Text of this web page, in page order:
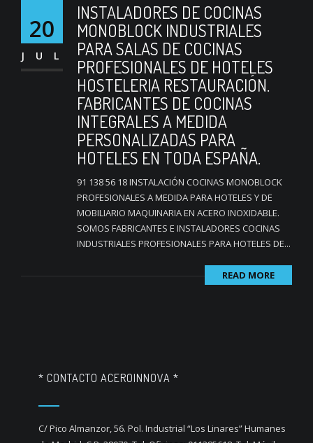
20
JUL
INSTALADORES DE COCINAS
MONOBLOCK INDUSTRIALES
PARA SALAS DE COCINAS
PROFESIONALES DE HOTELES
HOSTELERIA RESTAURACIÓN.
FABRICANTES DE COCINAS
INTEGRALES A MEDIDA
PERSONALIZADAS PARA
HOTELES EN TODA ESPAÑA.
91 138 56 18 INSTALACIÓN COCINAS MONOBLOCK
PROFESIONALES A MEDIDA PARA HOTELES Y DE
MOBILIARIO MAQUINARIA EN ACERO INOXIDABLE.
SOMOS FABRICANTES E INSTALADORES COCINAS
INDUSTRIALES PROFESIONALES PARA HOTELES DE...
READ MORE
* CONTACTO ACEROINNOVA *
C/ Pico Almanzor, 56. Pol. Industrial “Los Linares” Humanes